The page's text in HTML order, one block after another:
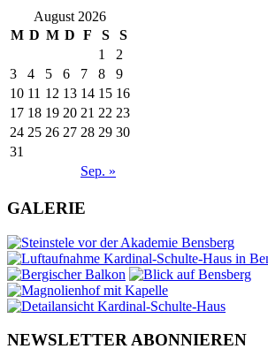
August 2026
M D M D F S S
Sep. »
1
2
3
4 5 6 7 8
9
10 11 12 13 14 15 16
17 18 19 20 21 22 23
24 25 26 27 28 29 30
31
GALERIE
NEWSLETTER ABONNIEREN